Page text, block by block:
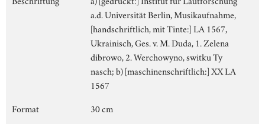
a.d. Universität Berlin, Musikaufnahme,
[handschriftlich, mit Tinte:] LA 1567,
Ukrainisch, Ges. v. M. Duda, 1. Zelena
dibrowo, 2. Werchowyno, switku Ty
nasch; b) [maschinenschriftlich:] XX LA
1567
Format
30 cm